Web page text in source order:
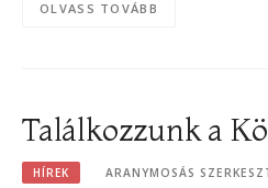
OLVASS TOVÁBB
Találkozzunk a
HÍREK ARANYMOSÁS